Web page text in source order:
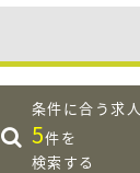
条件に合う求人
5件を
検索する